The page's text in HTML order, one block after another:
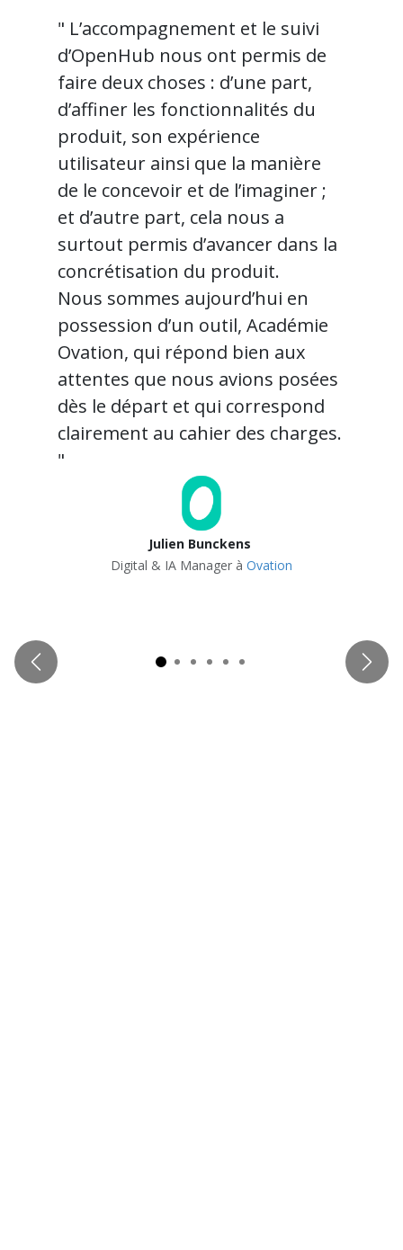
" L’accompagnement et le suivi
d’OpenHub nous ont permis de
faire deux choses : d’une part,
d’affiner les fonctionnalités du
produit, son expérience
utilisateur ainsi que la manière
de le concevoir et de l’imaginer ;
et d’autre part, cela nous a
surtout permis d’avancer dans la
concrétisation du produit.
Nous sommes aujourd’hui en
possession d’un outil, Académie
Ovation, qui répond bien aux
attentes que nous avions posées
dès le départ et qui correspond
clairement au cahier des charges.
"
Julien Bunckens
Digital & IA Manager à Ovation
Précédent